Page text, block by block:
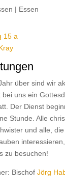
| Essen
15 a
über sind wir
bei uns ein
Der Dienst
Stunde. Alle
und alle,
zu besuchen!
Bischof Jörg